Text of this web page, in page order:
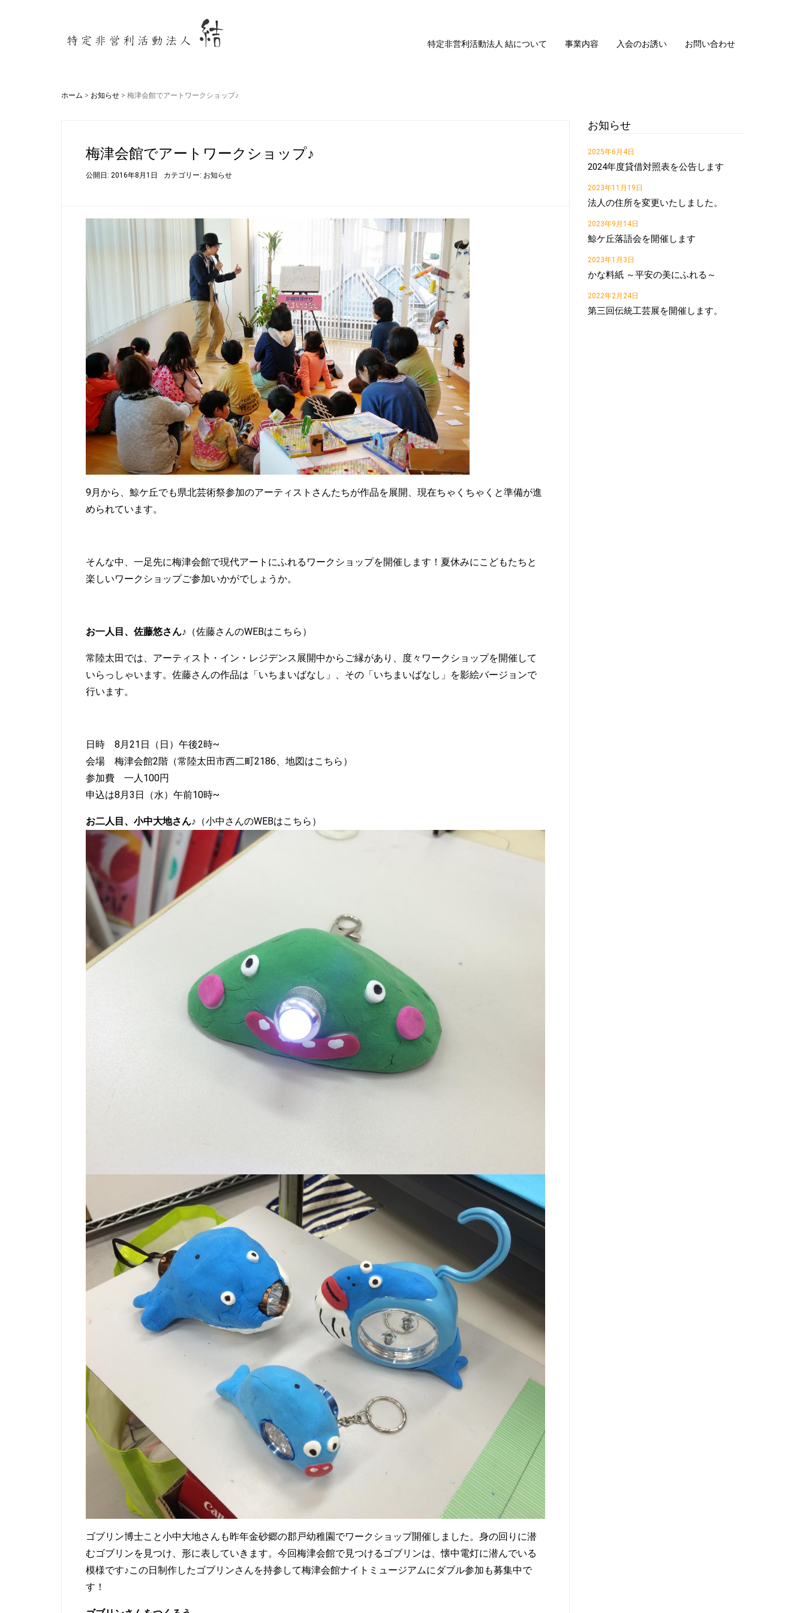
特定非営利活動法人 結について 事業内容 入会のお誘い お問い合わせ
ホーム > お知らせ > 梅津会館でアートワークショップ♪
梅津会館でアートワークショップ♪
公開日: 2016年8月1日 カテゴリー: お知らせ
9月から、鯨ケ丘でも県北芸術祭参加のアーティストさんたちが作品を展開、現在ちゃくちゃくと準備が進
められています。
そんな中、一足先に梅津会館で現代アートにふれるワークショップを開催します！夏休みにこどもたちと
楽しいワークショップご参加いかがでしょうか。
お一人目、佐藤悠さん♪ （佐藤さんのWEBはこちら ）
常陸太田では、アーティス卜・イン・レジデンス展開中からご縁があり、度々ワークショップを開催して
いらっしゃいます。佐藤さんの作品は「いちまいばなし」、その「いちまいばなし」を影絵バージョンで
行います。
日時 8月21日（日）午後2時~
会場 梅津会館2階（常陸太田市西二町2186、 地図はこちら ）
参加費 一人100円
申込は8月3日（水）午前10時~
お二人目、小中大地さん♪ （小中さんのWEBはこちら ）
ゴブリン博士こと小中大地さんも昨年金砂郷の郡戸幼稚園でワークショップ開催しました。身の回りに潜
むゴブリンを見つけ、形に表していきます。今回梅津会館で見つけるゴブリンは、懐中電灯に潜んでいる
模様です♪この日制作したゴブリンさんを持参して梅津会館ナイトミュージアムにダブル参加も募集中で
す！
お知らせ
2025年6月4日
2024年度貸借対照表を公告します
2023年11月19日
法人の住所を変更いたしました。
2023年9月14日
鯨ケ丘落語会を開催します
2023年1月3日
かな料紙 ～平安の美にふれる～
2022年2月24日
第三回伝統工芸展を開催します。